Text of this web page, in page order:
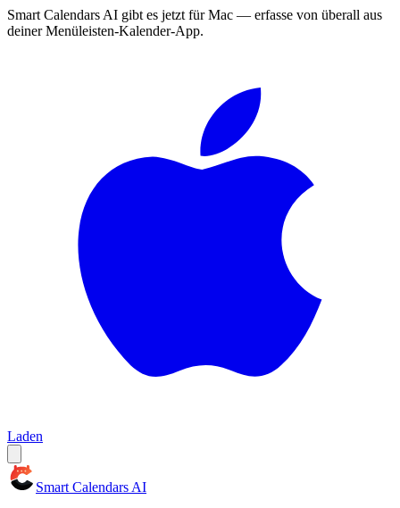
Smart Calendars AI gibt es jetzt für Mac — erfasse von überall aus
deiner Menüleisten-Kalender-App.
Laden
Smart Calendars AI